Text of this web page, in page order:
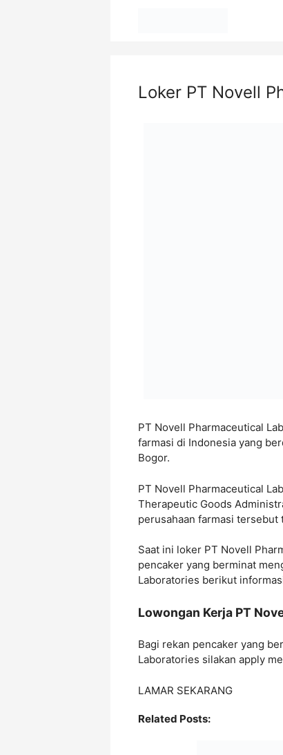
Loker PT Novell
PT Novell Pharmaceutical
farmasi di Indonesia yang
Bogor.
PT Novell Pharmaceutical
Therapeutic Goods
perusahaan farmasi
Saat ini loker PT Novell
pencaker yang berminat
Laboratories berikut
Lowongan Kerja PT
Bagi rekan pencaker yang
Laboratories silakan apply
LAMAR SEKARANG
Related Posts: